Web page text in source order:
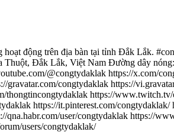
động trên địa bàn tại tỉnh Đắk Lắk.
Đắk Lắk, Việt Nam Đường dây
@congtydaklak https://x.com/
congtydaklak https://
https://
https://it.pinterest.com/
user/congtydaklak https://
users/congtydaklak/